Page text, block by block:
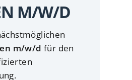
M/W/D
m/w/d für den